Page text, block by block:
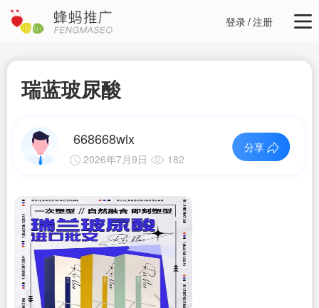
登录/注册
瑞蓝玻尿酸
668668wlx
2026年7月9日 182
分享